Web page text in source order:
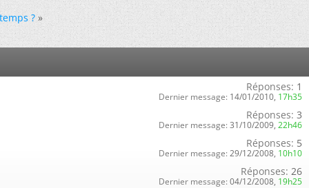
? »
Réponses: 1
Dernier message: 14/01/2010, 17h35
Réponses: 3
Dernier message: 31/10/2009, 22h46
Réponses: 5
Dernier message: 29/12/2008, 10h10
Réponses: 26
Dernier message: 04/12/2008, 19h25